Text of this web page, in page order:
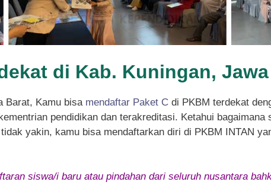
di Kab. Kuningan,
Barat, Kamu bisa mendaftar Paket C di PKBM terdekat
pendidikan dan terakreditasi. Ketahui
yakin, kamu bisa mendaftarkan diri di PKBM INTAN
siswa/i baru atau pindahan dari seluruh nusantara